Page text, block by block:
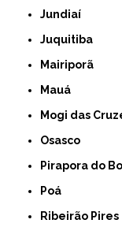
Jundiaí
Juquitiba
Mairiporã
Mauá
Mogi das
Osasco
Pirapora do
Poá
Ribeirão Pires